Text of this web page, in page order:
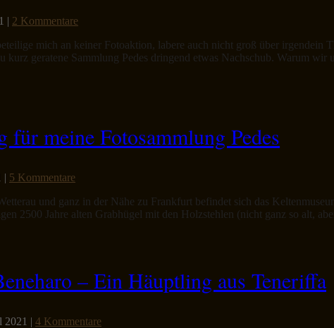
| 2 Kommentare
mich an keiner Fotoaktion, labere auch nicht groß über irgendein
kurz geratene Sammlung Pedes dringend etwas Nachschub. Warum
meine Fotosammlung Pedes
| 5 Kommentare
und ganz in der Nähe zu Frankfurt befindet sich das
2500 Jahre alten Grabhügel mit den Holzstehlen (nicht ganz so alt,
– Ein Häuptling aus Teneriffa
2021 | 4 Kommentare